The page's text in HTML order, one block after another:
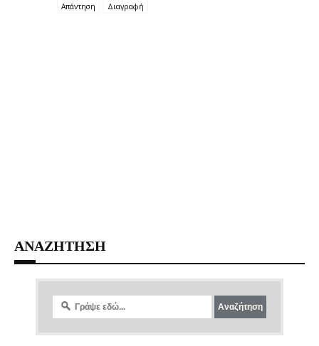
Απάντηση Διαγραφή
ΑΝΑΖΗΤΗΣΗ